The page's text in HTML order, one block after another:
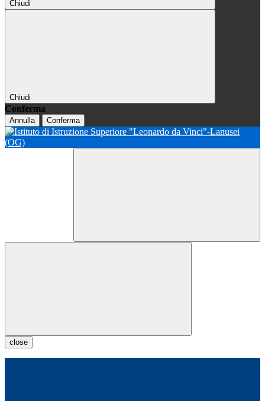
Chiudi
Chiudi
Conferma
Annulla Conferma
close